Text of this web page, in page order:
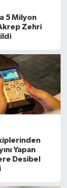
5 Milyon
Zehri
Yapan
Desibel